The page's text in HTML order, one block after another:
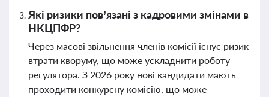
Які ризики пов’язані з кадровими змінами в
НКЦПФР?
Через масові звільнення членів комісії існує ризик
втрати кворуму, що може ускладнити роботу
регулятора. З 2026 року нові кандидати мають
проходити конкурсну комісію, що може